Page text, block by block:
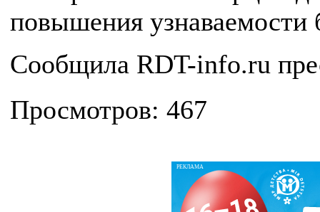
повышения узнаваемости
Сообщила RDT-info.ru
Просмотров: 467
РЕКЛАМА